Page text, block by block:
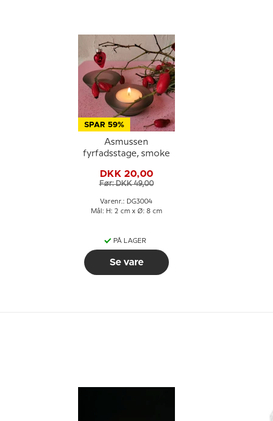
SPAR 59%
Asmussen
fyrfadsstage, smoke
DKK 20,00
Før: DKK 49,00
Varenr.: DG3004
Mål: H: 2 cm x Ø: 8 cm
PÅ LAGER
Se vare